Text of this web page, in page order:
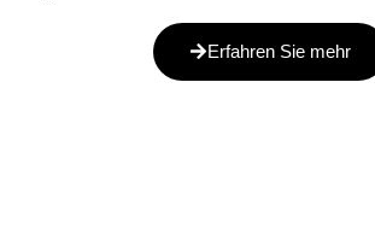
Erfahren Sie mehr